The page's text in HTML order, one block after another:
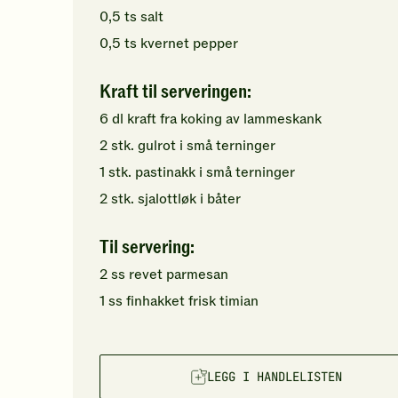
0,5 ts salt
0,5 ts kvernet pepper
Kraft til serveringen:
6 dl kraft fra koking av lammeskank
2stk. gulrot i små terninger
1 stk. pastinakk i små terninger
2stk. sjalottløk i båter
Til servering:
2ss revet parmesan
1 ss finhakketfrisk timian
LEGG I HANDLELISTEN